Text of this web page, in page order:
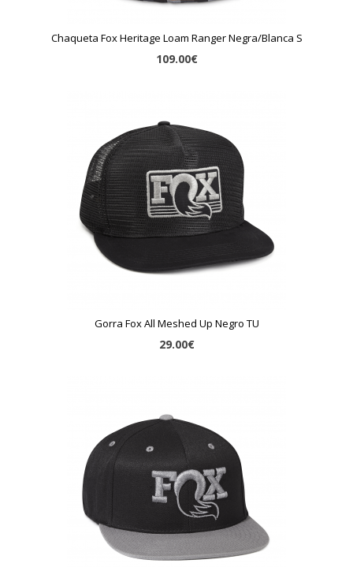
Chaqueta Fox Heritage Loam Ranger Negra/Blanca S
109.00€
Gorra Fox All Meshed Up Negro TU
29.00€